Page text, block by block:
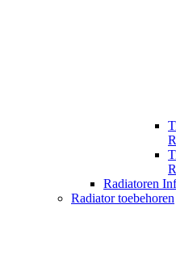
Radiatoren
Radiator toebehoren